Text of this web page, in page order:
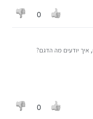
0
יודעים מה הדגם?
0